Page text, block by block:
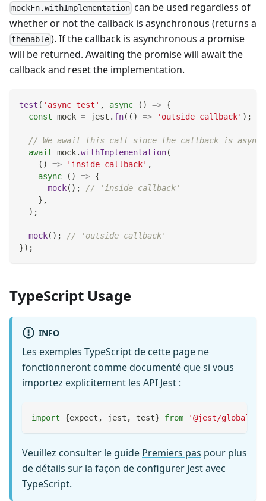
mockFn.withImplementation can be used regardless of
whether or not the callback is asynchronous (returns a
thenable ). If the callback is asynchronous a promise
will be returned. Awaiting the promise will await the
callback and reset the implementation.
test ( 'async test' , async ( ) => {
const mock = jest . fn( ( ) => 'outside callback' ) ;
// We await this call since the callback is async
await mock.withImplementation(
( ) => 'inside callback' ,
async
( ) => {
mock( ) ;
// 'inside callback'
} ,
) ;
mock( ) ;
// 'outside callback'
}) ;
TypeScript Usage
INFO
Les exemples TypeScript de cette page ne
fonctionneront comme documenté que si vous
importez explicitement les API Jest :
import {expect , jest , test} from '@jest/globals'
Veuillez consulter le guide Premiers pas pour plus
de détails sur la façon de configurer Jest avec
TypeScript.